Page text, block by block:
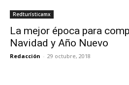
Redturísticamx
La mejor época para
Navidad y Año Nuevo
Redacción - 29 octubre, 2018